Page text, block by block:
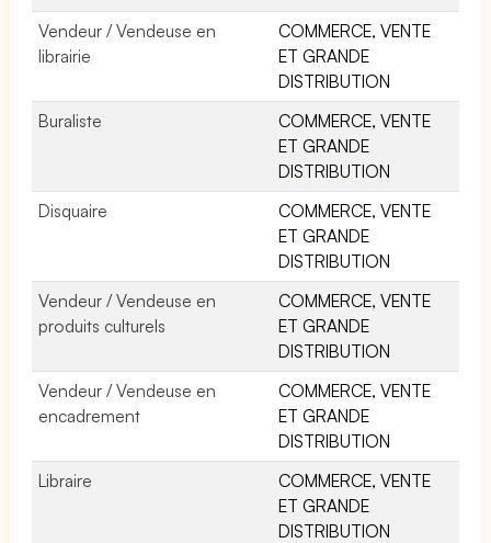
Vendeur / Vendeuse en
librairie
COMMERCE, VENTE
ET GRANDE
DISTRIBUTION
Buraliste
COMMERCE, VENTE
ET GRANDE
DISTRIBUTION
Disquaire
COMMERCE, VENTE
ET GRANDE
DISTRIBUTION
Vendeur / Vendeuse en
produits culturels
COMMERCE, VENTE
ET GRANDE
DISTRIBUTION
Vendeur / Vendeuse en
encadrement
COMMERCE, VENTE
ET GRANDE
DISTRIBUTION
Libraire
COMMERCE, VENTE
ET GRANDE
DISTRIBUTION